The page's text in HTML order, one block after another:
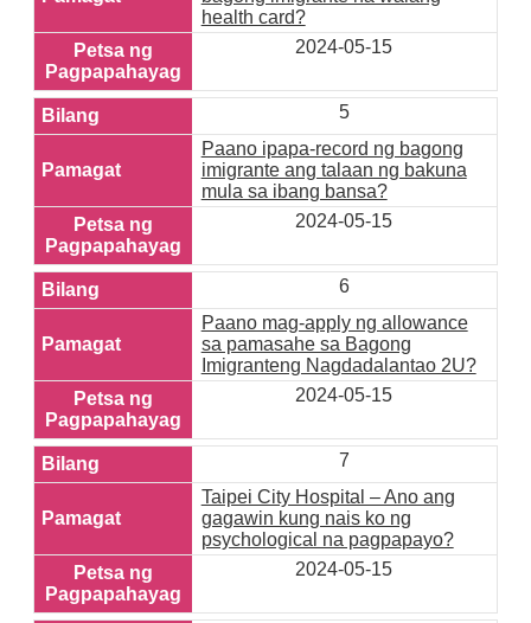
health card?
2024-05-15
5
Paano ipapa-record ng bagong
imigrante ang talaan ng bakuna
mula sa ibang bansa?
2024-05-15
6
Paano mag-apply ng allowance
sa pamasahe sa Bagong
Imigranteng Nagdadalantao 2U?
2024-05-15
7
Taipei City Hospital – Ano ang
gagawin kung nais ko ng
psychological na pagpapayo?
2024-05-15